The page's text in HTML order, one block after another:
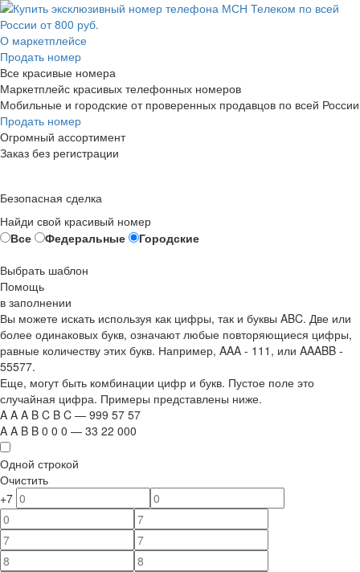
О маркетплейсе
Продать номер
Все красивые номера
Маркетплейс красивых телефонных номеров
Мобильные и городские от проверенных продавцов по всей России
Продать номер
Огромный ассортимент
Заказ без регистрации
Безопасная сделка
Найди свой красивый номер
Все
Федеральные
Городские
Выбрать шаблон
Помощь
в заполнении
Вы можете искать используя как цифры, так и буквы ABC. Две или
более одинаковых букв, означают любые повторяющиеся цифры,
равные количеству этих букв. Например, AAA - 111 , или AAABB -
55577.
Еще, могут быть комбинации цифр и букв. Пустое поле это
случайная цифра. Примеры представлены ниже.
A A A B C B C — 999 57 57
A A B B 0 0 0 — 33 22 000
Одной строкой
Очистить
+7